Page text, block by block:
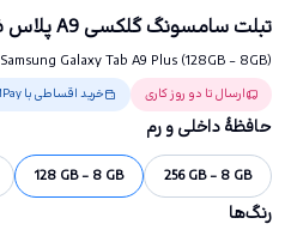
تبلت سامسونگ گلکسی A9 پلاس ظرفیت 128GB رم 8GB
Samsung Galaxy Tab A9 Plus (128GB - 8GB)
ارسال تا دو روز کاری خرید اقساطی با GSMPay
حافظهٔ داخلی و رم
256 GB - 8 GB
128 GB - 8 GB
رنگ‌ها